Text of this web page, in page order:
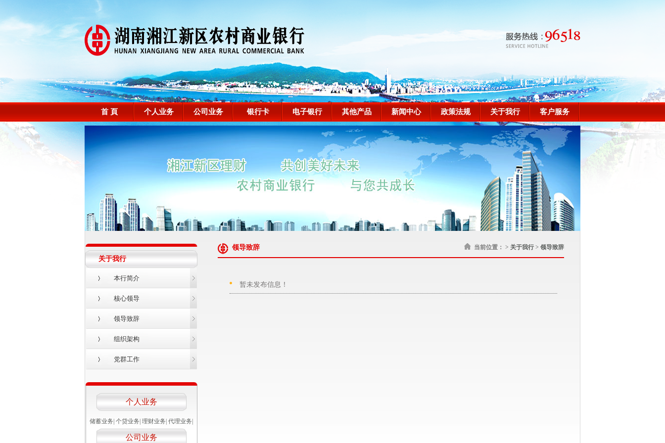
首 頁 个人业务 公司业务 银行卡 电子银行 其他产品 新闻中心 政策法规 关于我行 客户服务
关于我行
本行简介
核心领导
领导致辞
组织架构
党群工作
个人业务
储蓄业务 个贷业务 理财业务 代理业务
公司业务
当前位置： > 关于我行 > 领导致辞
领导致辞
暂未发布信息！